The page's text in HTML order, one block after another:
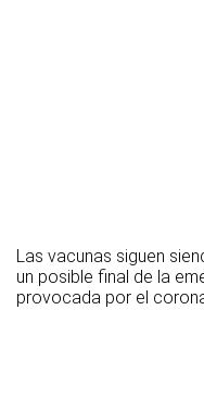
Las vacunas siguen
un posible final de la
provocada por el